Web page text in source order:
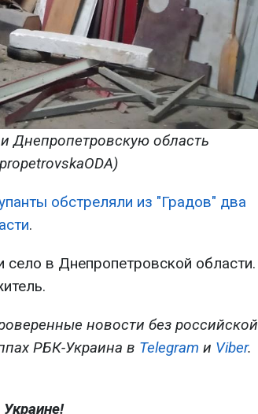
Днепропетровскую область
обстреляли из "Градов" два
.
село в Днепропетровской области.
новости без российской
РБК-Украина в Telegram и Viber.